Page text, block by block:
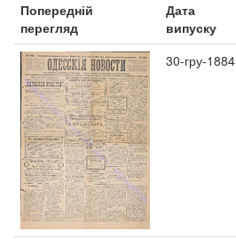
Попередній
перегляд
Дата
випуску
30-гру-1884